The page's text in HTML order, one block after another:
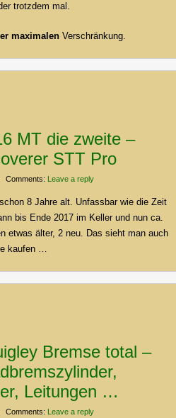
trotzdem mal.
maximalen Verschränkung.
MT die zweite –
STT Pro
Comments: Leave a reply
8 Jahre alt. Unfassbar wie die Zeit
bis Ende 2017 im Keller und nun ca.
etwas älter, 2 neu. Das sieht man auch
kaufen …
Bremse total –
Leitungen …
Comments: Leave a reply